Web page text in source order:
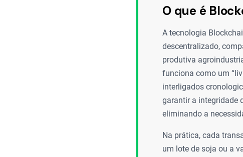
O que é
A tecnologia
descentralizado,
produtiva
funciona como um
interligados
garantir a integridade
eliminando a
Na prática, cada
um lote de soja ou a